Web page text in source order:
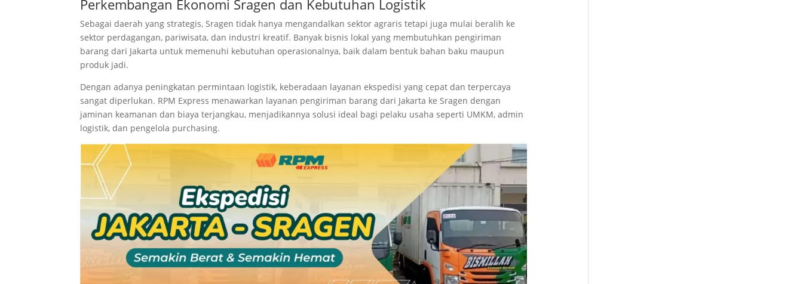
Perkembangan Ekonomi Sragen dan Kebutuhan Logistik
Sebagai daerah yang strategis, Sragen tidak hanya mengandalkan sektor agraris tetapi juga mulai beralih ke
sektor perdagangan, pariwisata, dan industri kreatif. Banyak bisnis lokal yang membutuhkan pengiriman
barang dari Jakarta untuk memenuhi kebutuhan operasionalnya, baik dalam bentuk bahan baku maupun
produk jadi.
Dengan adanya peningkatan permintaan logistik, keberadaan layanan ekspedisi yang cepat dan terpercaya
sangat diperlukan. RPM Express menawarkan layanan pengiriman barang dari Jakarta ke Sragen dengan
jaminan keamanan dan biaya terjangkau, menjadikannya solusi ideal bagi pelaku usaha seperti UMKM, admin
logistik, dan pengelola purchasing.